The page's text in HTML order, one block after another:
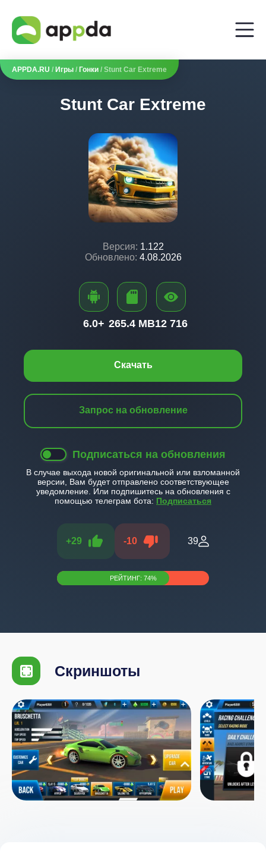
APPDA.RU / Игры / Гонки / Stunt Car Extreme
Stunt Car Extreme
Версия: 1.122
Обновлено: 4.08.2026
Скачать
Запрос на обновление
Подписаться на обновления
В случае выхода новой оригинальной или взломанной
версии, Вам будет отправлено соответствующее
уведомление. Или подпишитесь на обновления с
помощью телеграм бота: Подписаться
+29 -10 39
РЕЙТИНГ: 74%
6.0+ 265.4 MB12 716
Скриншоты